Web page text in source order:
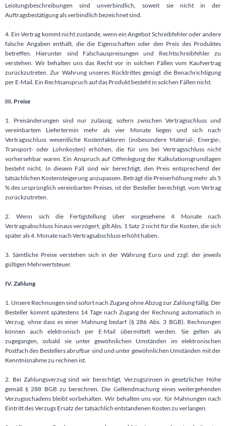
Leistungsbeschreibungen sind unverbindlich, soweit sie nicht in der
Auftragsbestätigung als verbindlich bezeichnet sind.
4. Ein Vertrag kommt nicht zustande, wenn ein Angebot Schreibfehler oder andere
falsche Angaben enthält, die die Eigenschaften oder den Preis des Produktes
betreffen. Hierunter sind Falschauspreisungen und Rechtschreibfehler zu
verstehen. Wir behalten uns das Recht vor in solchen Fällen vom Kaufvertrag
zurückzutreten. Zur Wahrung unseres Rücktrittes genügt die Benachrichtigung
per E-Mail. Ein Rechtsanspruch auf das Produkt besteht in solchen Fällen nicht.
III. Preise
1. Preisänderungen sind nur zulässig, sofern zwischen Vertragsschluss und
vereinbartem Liefertermin mehr als vier Monate liegen und sich nach
Vertragsschluss wesentliche Kostenfaktoren (insbesondere Material-, Energie-,
Transport- oder Lohnkosten) erhöhen, die für uns bei Vertragsschluss nicht
vorhersehbar waren. Ein Anspruch auf Offenlegung der Kalkulationsgrundlagen
besteht nicht. In diesem Fall sind wir berechtigt, den Preis entsprechend der
tatsächlichen Kostensteigerung anzupassen. Beträgt die Preiserhöhung mehr als 5
% des ursprünglich vereinbarten Preises, ist der Besteller berechtigt, vom Vertrag
zurückzutreten.
2. Wenn sich die Fertigstellung über vorgesehene 4 Monate nach
Vertragsabschluss hinaus verzögert, gilt Abs. 1 Satz 2 nicht für die Kosten, die sich
später als 4. Monate nach Vertragsabschluss erhöht haben.
3. Sämtliche Preise verstehen sich in der Währung Euro und zzgl. der jeweils
gültigen Mehrwertsteuer.
IV. Zahlung
1. Unsere Rechnungen sind sofort nach Zugang ohne Abzug zur Zahlung fällig. Der
Besteller kommt spätestens 14 Tage nach Zugang der Rechnung automatisch in
Verzug, ohne dass es einer Mahnung bedarf (§ 286 Abs. 3 BGB). Rechnungen
können auch elektronisch per E-Mail übermittelt werden. Sie gelten als
zugegangen, sobald sie unter gewöhnlichen Umständen im elektronischen
Postfach des Bestellers abrufbar sind und unter gewöhnlichen Umständen mit der
Kenntnisnahme zu rechnen ist.
2. Bei Zahlungsverzug sind wir berechtigt, Verzugszinsen in gesetzlicher Höhe
gemäß § 288 BGB zu berechnen. Die Geltendmachung eines weitergehenden
Verzugsschadens bleibt vorbehalten. Wir behalten uns vor, für Mahnungen nach
Eintritt des Verzugs Ersatz der tatsächlich entstandenen Kosten zu verlangen.